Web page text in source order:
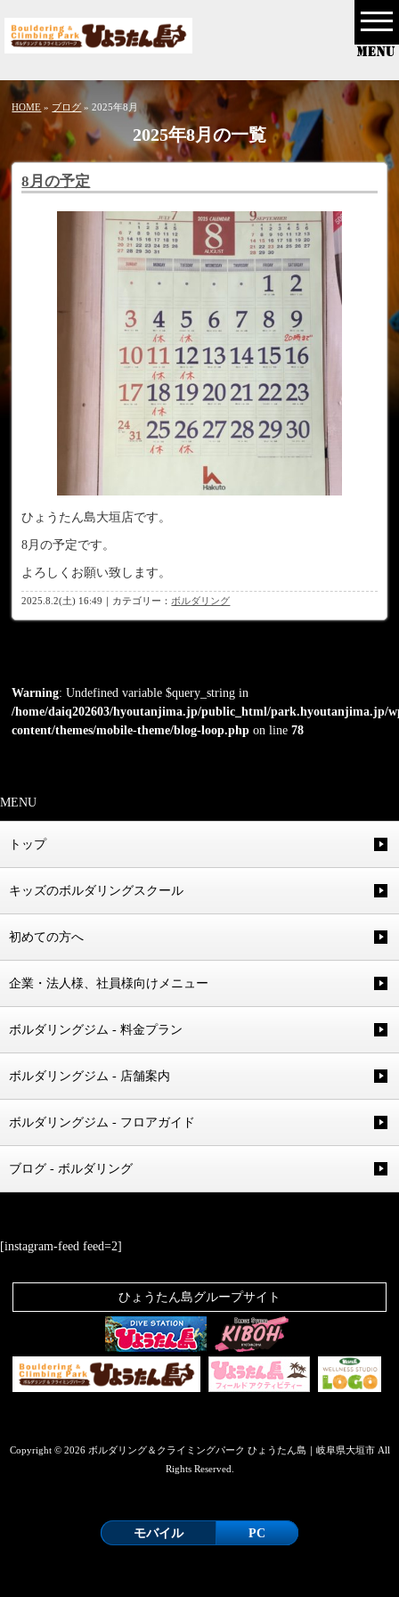
HOME » ブログ » 2025年8月
2025年8月の一覧
8月の予定
ひょうたん島大垣店です。
8月の予定です。
よろしくお願い致します。
2025.8.2(土) 16:49｜カテゴリー： ボルダリング
Warning: Undefined variable $query_string in
/home/daiq202603/hyoutanjima.jp/public_html/park.hyoutanjima.jp/
content/themes/mobile-theme/blog-loop.php on line78
MENU
トップ
キッズのボルダリングスクール
初めての方へ
企業・法人様、社員様向けメニュー
ボルダリングジム - 料金プラン
ボルダリングジム - 店舗案内
ボルダリングジム - フロアガイド
ブログ - ボルダリング
[instagram-feed feed=2]
ひょうたん島グループサイト
Copyright © 2026 ボルダリング＆クライミングパーク ひょうたん島｜岐阜県大垣市 All
Rights Reserved.
モバイル PC